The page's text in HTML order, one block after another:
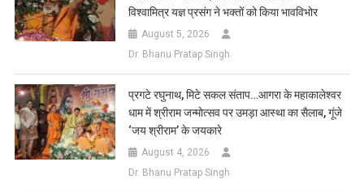
विश्वामित्र यज्ञ प्रसंग ने भक्तों को किया भावविभोर
August 5, 2026
Dr. Bhanu Pratap Singh
प्रगटे रघुनाथ, मिटे सकल संताप…आगरा के महाकालेश्वर
धाम में श्रीराम जन्मोत्सव पर उमड़ा आस्था का सैलाब, गूंजे
‘जय श्रीराम’ के जयकारे
August 4, 2026
Dr. Bhanu Pratap Singh